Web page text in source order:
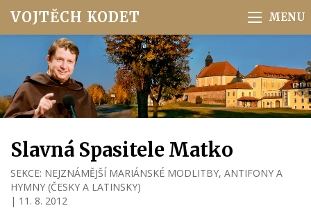
VOJTĚCH KODET
Slavná Spasitele Matko
SEKCE: NEJZNÁMĚJŠÍ MARIÁNSKÉ MODLITBY, ANTIFONY A
HYMNY (ČESKY A LATINSKY)
| 11. 8. 2012